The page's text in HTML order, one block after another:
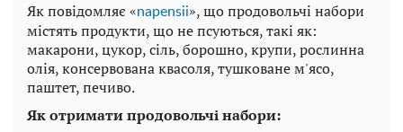
Як повідомляє «napensii», що продовольчі набори
містять продукти, що не псуються, такі як:
макарони, цукор, сіль, борошно, крупи, рослинна
олія, консервована квасоля, тушковане м'ясо,
паштет, печиво.
Як отримати продовольчі набори: